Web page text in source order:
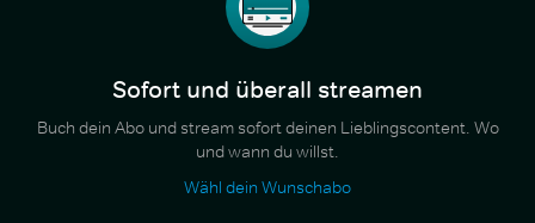
Sofort und überall streamen
Buch dein Abo und stream sofort deinen Lieblingscontent. Wo
und wann du willst.
Wähl dein Wunschabo